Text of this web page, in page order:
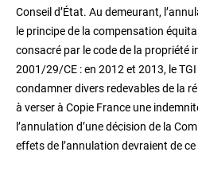
Conseil d’État. Au demeurant,
le principe de la compensation
consacré par le code de la propriété
2001/29/CE : en 2012 et 2013, le
condamner divers redevables de la
à verser à Copie France une
l’annulation d’une décision de la
effets de l’annulation devraient de